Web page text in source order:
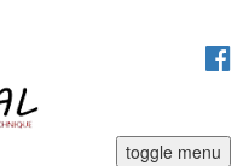
toggle menu